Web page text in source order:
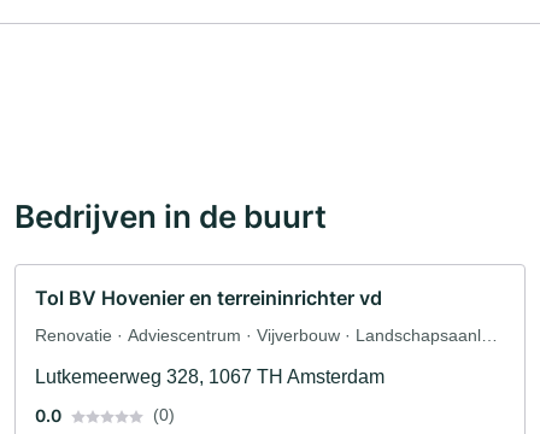
Bedrijven in de buurt
Tol BV Hovenier en terreininrichter vd
Renovatie · Adviescentrum · Vijverbouw · Landschapsaanleg
Landschapsonderhoud
Lutkemeerweg 328, 1067 TH Amsterdam
0.0
(0)